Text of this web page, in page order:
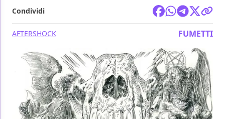
Condividi
AFTERSHOCK FUMETTI